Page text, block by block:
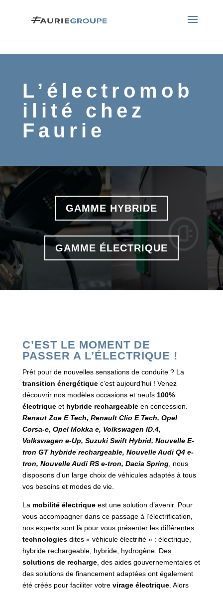
L’électromob
ilité chez
Faurie
GAMME HYBRIDE
GAMME ÉLECTRIQUE
C’EST LE MOMENT DE
PASSER A L’ÉLECTRIQUE !
Prêt pour de nouvelles sensations de conduite ? La
transition énergétiquec’est aujourd’hui ! Venez
découvrir nos modèles occasions et neufs 100%
électriqueet hybride rechargeableen concession.
Renaut Zoe E Tech, Renault Clio E Tech, Opel
Corsa-e, Opel Mokka e, Volkswagen ID.4,
Volkswagen e-Up, Suzuki Swift Hybrid, Nouvelle E-
tron GT hybride rechargeable, Nouvelle Audi Q4 e-
tron, Nouvelle Audi RS e-tron, Dacia Spring, nous
disposons d’un large choix de véhicules adaptés à tous
vos besoins et modes de vie.
La mobilité électriqueest une solution d’avenir. Pour
vous accompagner dans ce passage à l’électrification,
nos experts sont là pour vous présenter les différentes
technologiesdites « véhicule électrifié » : électrique,
hybride rechargeable, hybride, hydrogène. Des
solutions de recharge, des aides gouvernementales et
des solutions de financement adaptées ont également
été créés pour faciliter votre virage électrique. Alors